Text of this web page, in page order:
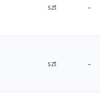
szt –
szt –